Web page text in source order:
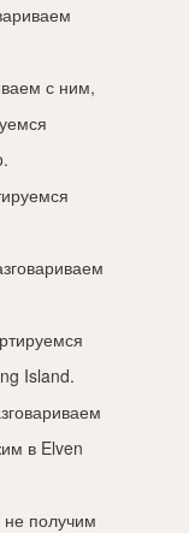
с ним,
Island.
в Elven
не получим